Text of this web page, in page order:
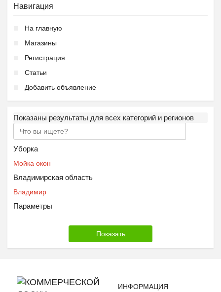
Навигация
На главную
Магазины
Регистрация
Статьи
Добавить объявление
Показаны результаты для всех категорий и регионов
Уборка
Мойка окон
Владимирская область
Владимир
Параметры
ИНФОРМАЦИЯ